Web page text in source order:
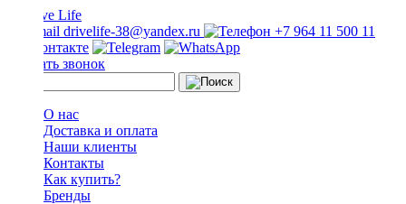
drivelife-38@yandex.ru +7 964 11 500 11
Заказать звонок
О нас
Доставка и оплата
Наши клиенты
Контакты
Как купить?
Бренды